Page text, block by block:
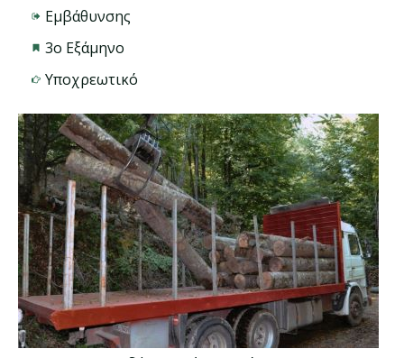
Εμβάθυνσης
3ο Εξάμηνο
Υποχρεωτικό